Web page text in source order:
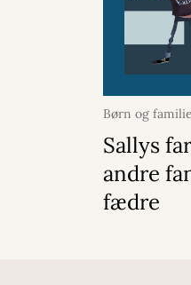
Børn og
2026
Sallys
andre
fædre